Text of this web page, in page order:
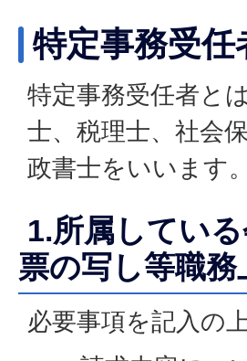
特定事務受
特定事務受任者と
士、税理士、社会
政書士をいいます。
1.所属してい
票の写し等職務
必要事項を記入の